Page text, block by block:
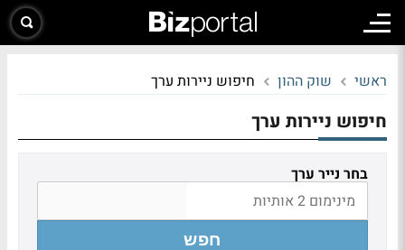
ראשי שוק ההון חיפוש ניירות ערך
חיפוש ניירות ערך
בחר נייר ערך
חפש